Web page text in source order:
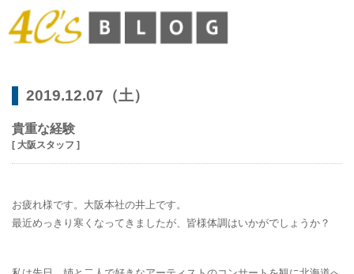
2019.12.07（土）
貴重な経験
[ 大阪スタッフ ]
お疲れ様です。大阪本社の井上です。
最近めっきり寒くなってきましたが、皆様体調はいかがでしょうか？